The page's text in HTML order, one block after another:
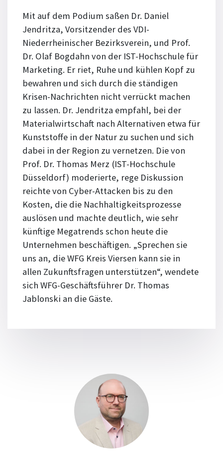
Mit auf dem Podium saßen Dr. Daniel
Jendritza, Vorsitzender des VDI-
Niederrheinischer Bezirksverein, und Prof.
Dr. Olaf Bogdahn von der IST-Hochschule für
Marketing. Er riet, Ruhe und kühlen Kopf zu
bewahren und sich durch die ständigen
Krisen-Nachrichten nicht verrückt machen
zu lassen. Dr. Jendritza empfahl, bei der
Materialwirtschaft nach Alternativen etwa für
Kunststoffe in der Natur zu suchen und sich
dabei in der Region zu vernetzen. Die von
Prof. Dr. Thomas Merz (IST-Hochschule
Düsseldorf) moderierte, rege Diskussion
reichte von Cyber-Attacken bis zu den
Kosten, die die Nachhaltigkeitsprozesse
auslösen und machte deutlich, wie sehr
künftige Megatrends schon heute die
Unternehmen beschäftigen. „Sprechen sie
uns an, die WFG Kreis Viersen kann sie in
allen Zukunftsfragen unterstützen“, wendete
sich WFG-Geschäftsführer Dr. Thomas
Jablonski an die Gäste.